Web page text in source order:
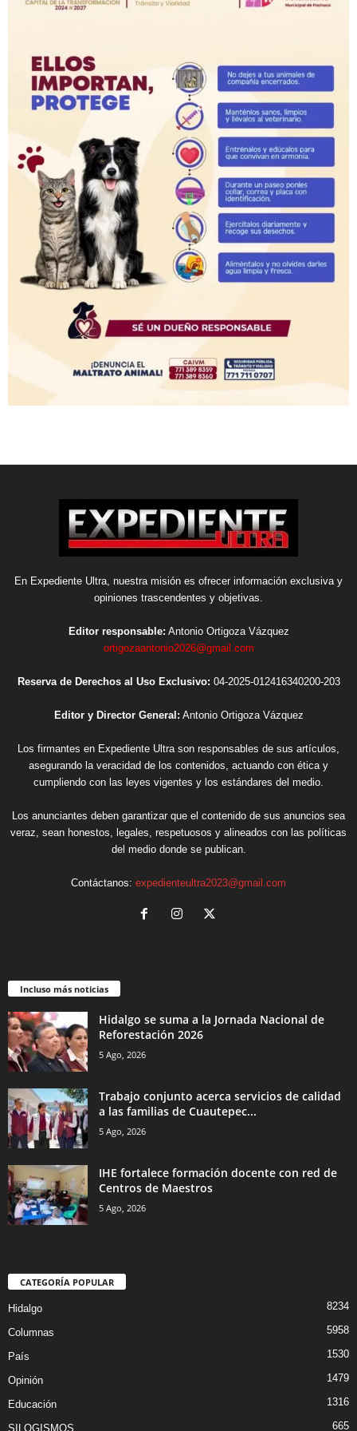
En Expediente Ultra, nuestra misión es ofrecer información exclusiva y
opiniones trascendentes y objetivas.
Editor responsable: Antonio Ortigoza Vázquez
ortigozaantonio2026@gmail.com
Reserva de Derechos al Uso Exclusivo: 04-2025-012416340200-203
Editor y Director General: Antonio Ortigoza Vázquez
Los firmantes en Expediente Ultra son responsables de sus artículos,
asegurando la veracidad de los contenidos, actuando con ética y
cumpliendo con las leyes vigentes y los estándares del medio.
Los anunciantes deben garantizar que el contenido de sus anuncios sea
veraz, sean honestos, legales, respetuosos y alineados con las políticas
del medio donde se publican.
Contáctanos: expedienteultra2023@gmail.com
Incluso más noticias
Hidalgo se suma a la Jornada Nacional de
Reforestación 2026
5 Ago, 2026
Trabajo conjunto acerca servicios de calidad
a las familias de Cuautepec...
5 Ago, 2026
IHE fortalece formación docente con red de
Centros de Maestros
5 Ago, 2026
CATEGORÍA POPULAR
Hidalgo 8234
Columnas 5958
País 1530
Opinión 1479
Educación 1316
SILOGISMOS 665